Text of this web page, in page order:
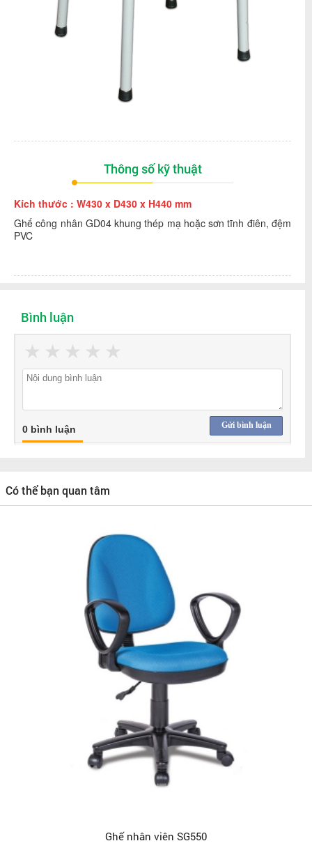
Thông số kỹ thuật
Kích thước : W430 x D430 x H440 mm
Ghế công nhân GD04 khung thép mạ hoặc sơn tĩnh điên, đệm
PVC
Bình luận
★
★
★
★
★
Gửi bình luận
0 bình luận
Có thể bạn quan tâm
Ghế nhân viên SG550